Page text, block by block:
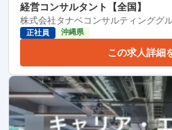
経営コンサルタント【全国】
株式会社タナベコンサルティンググ
正社員 沖縄県
この求人詳細